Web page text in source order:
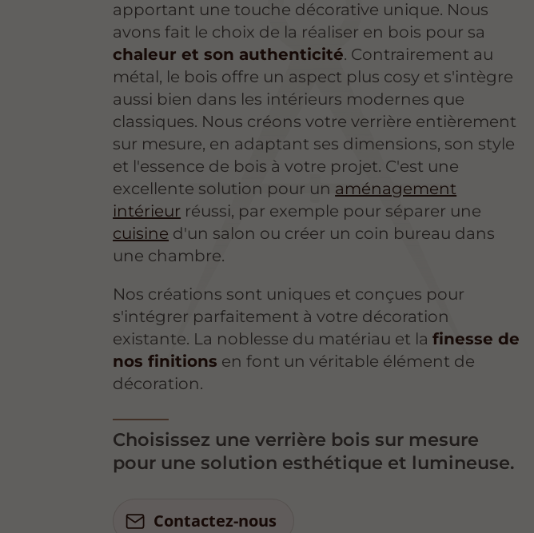
apportant une touche décorative unique. Nous
avons fait le choix de la réaliser en bois pour sa
chaleur et son authenticité. Contrairement au
métal, le bois offre un aspect plus cosy et s'intègre
aussi bien dans les intérieurs modernes que
classiques. Nous créons votre verrière entièrement
sur mesure, en adaptant ses dimensions, son style
et l'essence de bois à votre projet. C'est une
excellente solution pour un aménagement
intérieur réussi, par exemple pour séparer une
cuisine d'un salon ou créer un coin bureau dans
une chambre.
Nos créations sont uniques et conçues pour
s'intégrer parfaitement à votre décoration
existante. La noblesse du matériau et lafinesse de
nos finitions en font un véritable élément de
décoration.
Choisissez une verrière bois sur mesure
pour une solution esthétique et lumineuse.
Contactez-nous